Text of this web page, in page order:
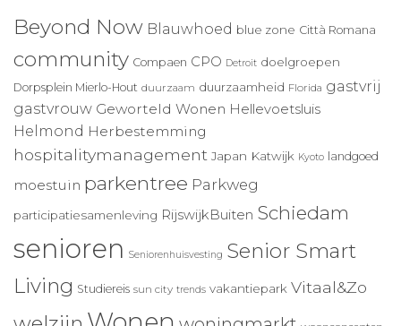
Beyond Now Blauwhoed blue zone Città Romana
community Compaen CPO Detroit doelgroepen
Dorpsplein Mierlo-Hout duurzaam duurzaamheid Florida gastvrij
gastvrouw Geworteld Wonen Hellevoetsluis
Helmond Herbestemming
hospitalitymanagement Japan Katwijk Kyoto landgoed
moestuin parkentree Parkweg
participatiesamenleving RijswijkBuiten Schiedam
senioren Seniorenhuisvesting Senior Smart
Living Studiereis sun city trends vakantiepark Vitaal&Zo